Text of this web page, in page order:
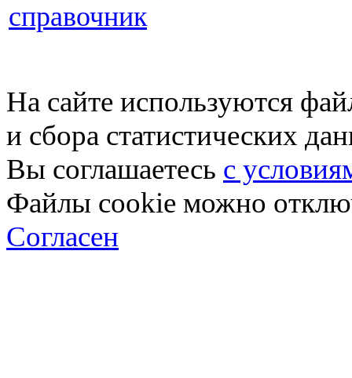
справочник
На сайте используются
и сбора статистических
Вы соглашаетесь с
Файлы cookie можно
Согласен